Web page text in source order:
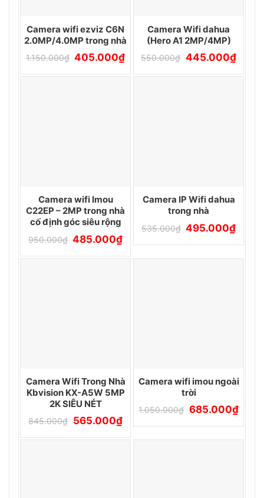
Camera wifi ezviz C6N
2.0MP/4.0MP trong nhà
1.150.000₫ Giá
gốc
là:
405.000₫Giá
tại
Camera Wifi dahua
(Hero A1 2MP/4MP)
550.000₫ Giá
gốc
là:
445.000₫Giá
hiện
tại
Camera wifi Imou
C22EP – 2MP trong nhà
cố định góc siêu rộng
950.000₫ Giá
gốc
là:
485.000₫Giá
hiện
tại
Camera IP Wifi dahua
trong nhà
535.000₫ Giá
gốc
là:
495.000₫Giá
tại
Camera Wifi Trong Nhà
Kbvision KX-A5W 5MP
2K SIÊU NÉT
845.000₫ Giá
gốc
là:
565.000₫Giá
hiện
tại
Camera wifi imou ngoài
trời
1.050.000₫ Giá
gốc
là:
685.000₫Giá
hiện
tại